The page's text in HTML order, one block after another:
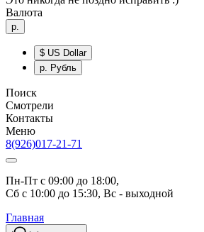
Валюта
р.
$ US Dollar
р. Рубль
Поиск
Смотрели
Контакты
Меню
8(926)017-21-71
Пн-Пт с 09:00 до 18:00,
Сб с 10:00 до 15:30, Вс - выходной
Главная